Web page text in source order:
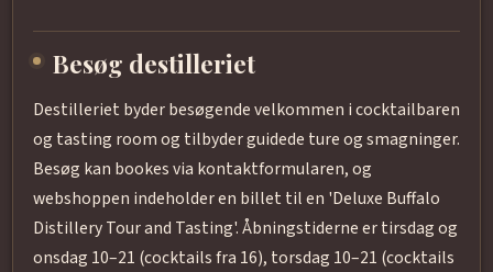
Besøg destilleriet
Destilleriet byder besøgende velkommen i cocktailbaren
og tasting room og tilbyder guidede ture og smagninger.
Besøg kan bookes via kontaktformularen, og
webshoppen indeholder en billet til en 'Deluxe Buffalo
Distillery Tour and Tasting'. Åbningstiderne er tirsdag og
onsdag 10–21 (cocktails fra 16), torsdag 10–21 (cocktails